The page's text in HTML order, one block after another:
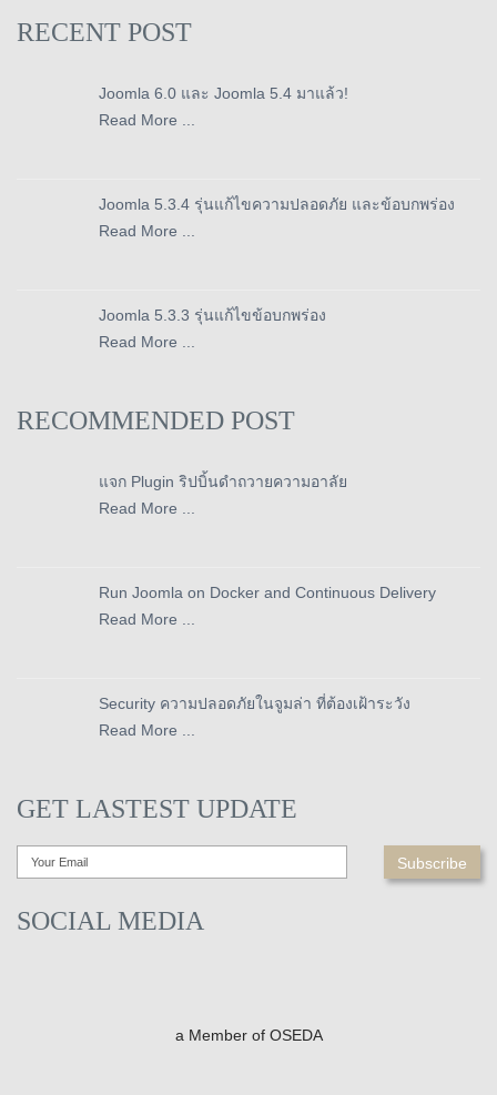
RECENT POST
Joomla 6.0 และ Joomla 5.4 มาแล้ว!
Read More ...
Joomla 5.3.4 รุ่นแก้ไขความปลอดภัย และข้อบกพร่อง
Read More ...
Joomla 5.3.3 รุ่นแก้ไขข้อบกพร่อง
Read More ...
RECOMMENDED POST
แจก Plugin ริปบิ้นดำถวายความอาลัย
Read More ...
Run Joomla on Docker and Continuous Delivery
Read More ...
Security ความปลอดภัยในจูมล่า ที่ต้องเฝ้าระวัง
Read More ...
GET LASTEST UPDATE
SOCIAL MEDIA
a Member of OSEDA